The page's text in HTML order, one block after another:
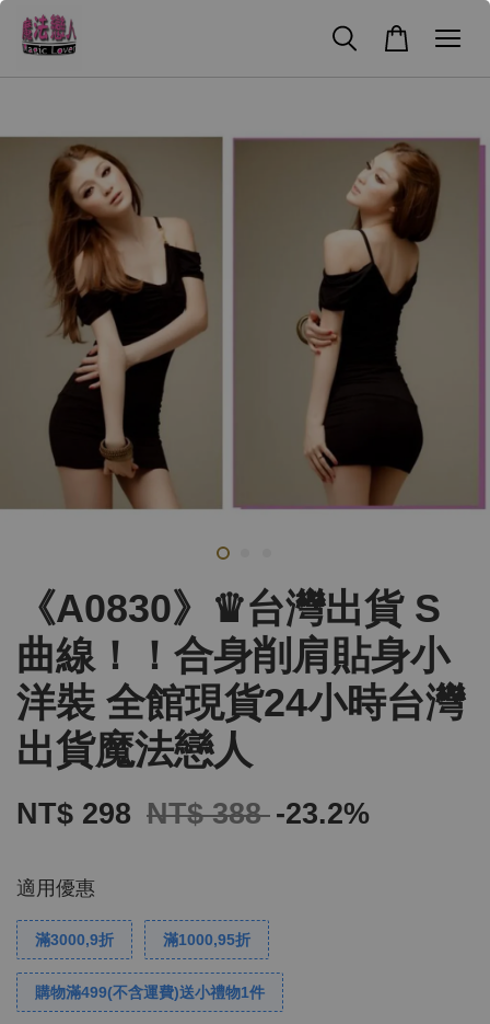
《A0830》♛台灣出貨 S
曲線！！合身削肩貼身小
洋裝 全館現貨24小時台灣
出貨魔法戀人
NT$ 298 NT$ 388 -23.2%
適用優惠
滿3000,9折 滿1000,95折
購物滿499(不含運費)送小禮物1件